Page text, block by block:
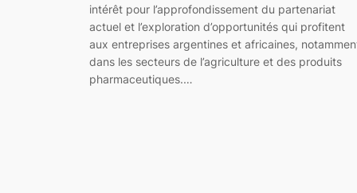
intérêt pour l’approfondissement du partenariat
actuel et l’exploration d’opportunités qui profitent
aux entreprises argentines et africaines,
dans les secteurs de l’agriculture et des produits
pharmaceutiques.…